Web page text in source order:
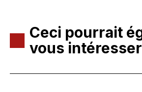
Ceci pourrait également
vous intéresser